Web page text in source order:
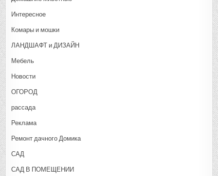
Интересное
Комары и мошки
ЛАНДШАФТ и ДИЗАЙН
Мебель
Новости
ОГОРОД
рассада
Реклама
Ремонт дачного Домика
САД
САД В ПОМЕЩЕНИИ